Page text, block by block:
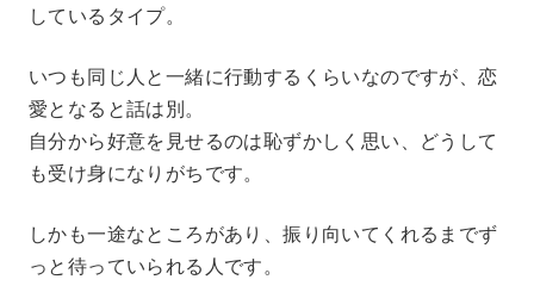
しているタイプ。
いつも同じ人と一緒に行動するくらいなのですが、恋
愛となると話は別。
自分から好意を見せるのは恥ずかしく思い、どうして
も受け身になりがちです。
しかも一途なところがあり、振り向いてくれるまでず
っと待っていられる人です。